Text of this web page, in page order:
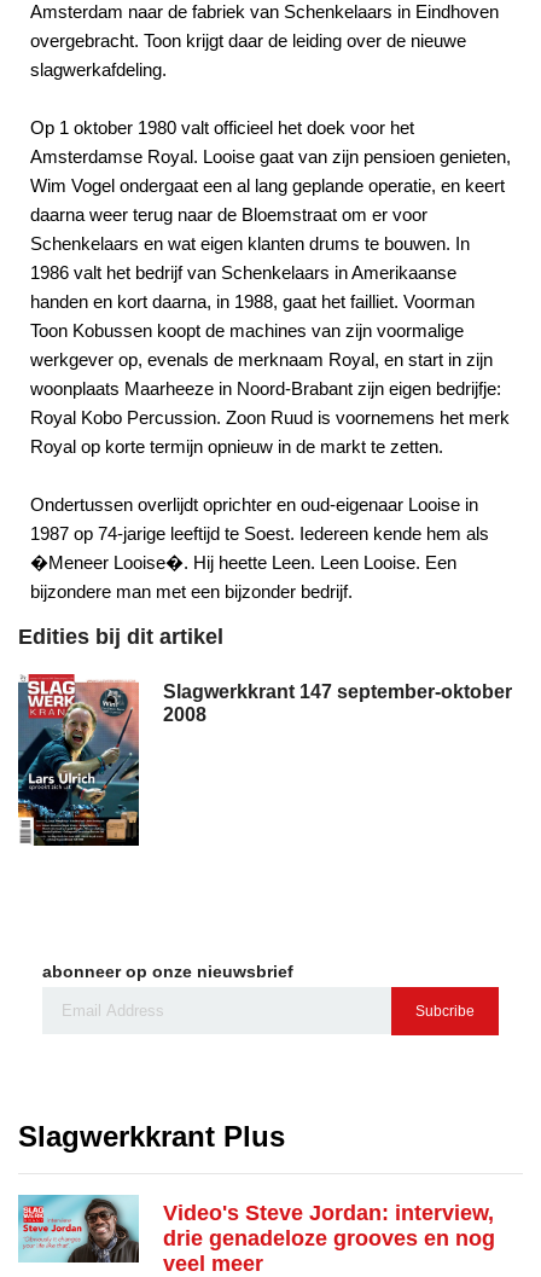
Amsterdam naar de fabriek van Schenkelaars in Eindhoven
overgebracht. Toon krijgt daar de leiding over de nieuwe
slagwerkafdeling.
Op 1 oktober 1980 valt officieel het doek voor het
Amsterdamse Royal. Looise gaat van zijn pensioen genieten,
Wim Vogel ondergaat een al lang geplande operatie, en keert
daarna weer terug naar de Bloemstraat om er voor
Schenkelaars en wat eigen klanten drums te bouwen. In
1986 valt het bedrijf van Schenkelaars in Amerikaanse
handen en kort daarna, in 1988, gaat het failliet. Voorman
Toon Kobussen koopt de machines van zijn voormalige
werkgever op, evenals de merknaam Royal, en start in zijn
woonplaats Maarheeze in Noord-Brabant zijn eigen bedrijfje:
Royal Kobo Percussion. Zoon Ruud is voornemens het merk
Royal op korte termijn opnieuw in de markt te zetten.
Ondertussen overlijdt oprichter en oud-eigenaar Looise in
1987 op 74-jarige leeftijd te Soest. Iedereen kende hem als
�Meneer Looise�. Hij heette Leen. Leen Looise. Een
bijzondere man met een bijzonder bedrijf.
Edities bij dit artikel
Slagwerkkrant 147 september-oktober
2008
abonneer op onze nieuwsbrief
Subcribe
Slagwerkkrant Plus
Video's Steve Jordan: interview,
drie genadeloze grooves en nog
veel meer